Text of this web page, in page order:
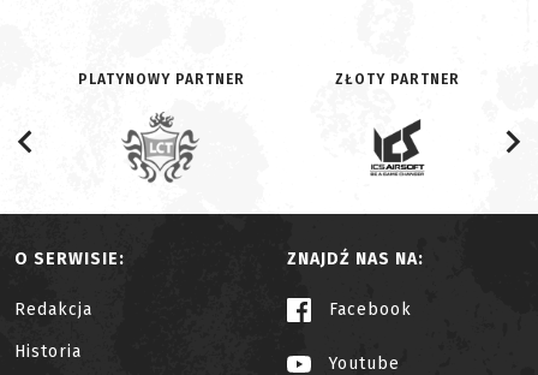
PLATYNOWY PARTNER ZŁOTY PARTNER
O SERWISIE:
Redakcja
Historia
ZNAJDŹ NAS NA:
Facebook
Youtube